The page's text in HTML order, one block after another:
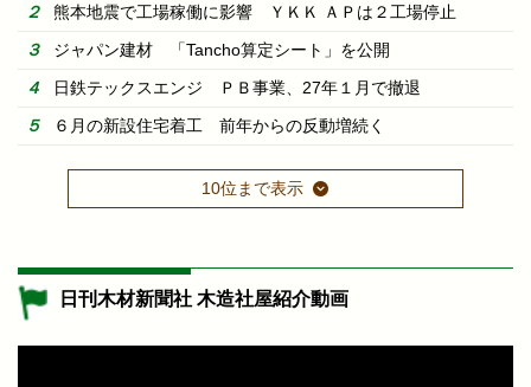
熊本地震で工場稼働に影響 ＹＫＫ ＡＰは２工場停止
ジャパン建材 「Tancho算定シート」を公開
日鉄テックスエンジ ＰＢ事業、27年１月で撤退
６月の新設住宅着工 前年からの反動増続く
10位まで表示
日刊木材新聞社 木造社屋紹介動画